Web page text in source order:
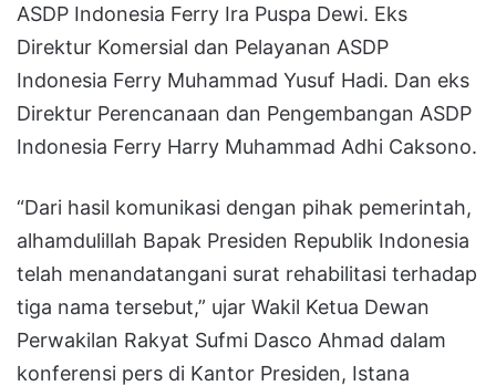
ASDP Indonesia Ferry Ira Puspa Dewi. Eks
Direktur Komersial dan Pelayanan ASDP
Indonesia Ferry Muhammad Yusuf Hadi. Dan eks
Direktur Perencanaan dan Pengembangan ASDP
Indonesia Ferry Harry Muhammad Adhi Caksono.
“Dari hasil komunikasi dengan pihak pemerintah,
alhamdulillah Bapak Presiden Republik Indonesia
telah menandatangani surat rehabilitasi terhadap
tiga nama tersebut,” ujar Wakil Ketua Dewan
Perwakilan Rakyat Sufmi Dasco Ahmad dalam
konferensi pers di Kantor Presiden, Istana